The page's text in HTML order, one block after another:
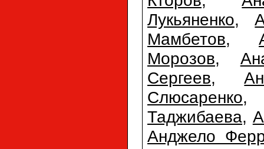
Лукьяненко,
Мамбетов,
Морозов,
Сергеев,
Слюсаренко
Таджибаева,
Анджело